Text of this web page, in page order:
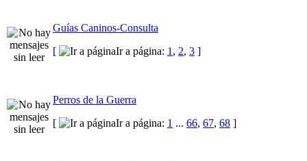
Guías Caninos-Consulta
[
Ir a página: 1 , 2, 3 ]
Perros de la Guerra
[
Ir a página: 1 ... 66, 67, 68 ]